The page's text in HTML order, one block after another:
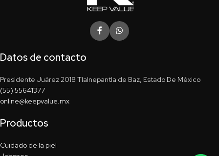
Datos de contacto
Presidente Juárez 2018 Tlalnepantla de Baz, Estado De México
(55) 55641377
online@keepvalue.mx
Productos
Cuidado de la piel